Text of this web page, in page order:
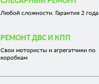
Любой сложности. Гарантия 2 года
РЕМОНТ ДВС И КПП
Свои мотористы и агрегатчики по
коробкам